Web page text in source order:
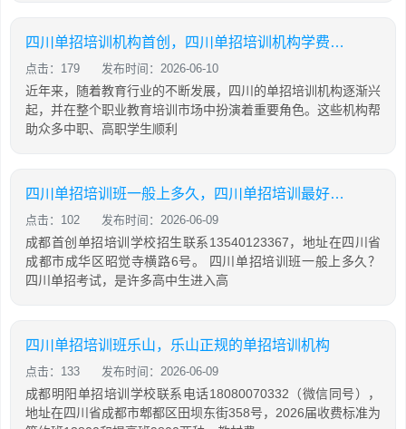
四川单招培训机构首创，四川单招培训机构学费大概是多少
点击：179 发布时间：2026-06-10
近年来，随着教育行业的不断发展，四川的单招培训机构逐渐兴
起，并在整个职业教育培训市场中扮演着重要角色。这些机构帮
助众多中职、高职学生顺利
四川单招培训班一般上多久，四川单招培训最好的学校
点击：102 发布时间：2026-06-09
成都首创单招培训学校招生联系13540123367，地址在四川省
成都市成华区昭觉寺横路6号。 四川单招培训班一般上多久？
四川单招考试，是许多高中生进入高
四川单招培训班乐山，乐山正规的单招培训机构
点击：133 发布时间：2026-06-09
成都明阳单招培训学校联系电话18080070332（微信同号），
地址在四川省成都市郫都区田坝东街358号，2026届收费标准为